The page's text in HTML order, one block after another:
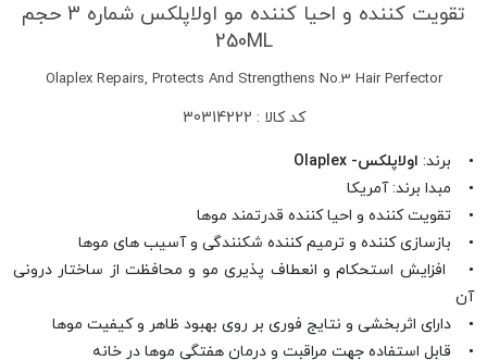
تقویت کننده و احیا کننده مو اولاپلکس شماره 3 حجم
250ML
Olaplex Repairs, Protects And Strengthens No.3 Hair Perfector
کد کالا : 30314222
• برند: اولاپلکس- Olaplex
• مبدا برند: آمریکا
• تقویت کننده و احیا کننده قدرتمند موها
• بازسازی کننده و ترمیم کننده شکنندگی و آسیب های موها
• افزایش استحکام و انعطاف پذیری مو و محافظت از ساختار درونی
آن
• دارای اثربخشی و نتایج فوری بر روی بهبود ظاهر و کیفیت موها
• قابل استفاده جهت مراقبت و درمان هفتگی موها در خانه